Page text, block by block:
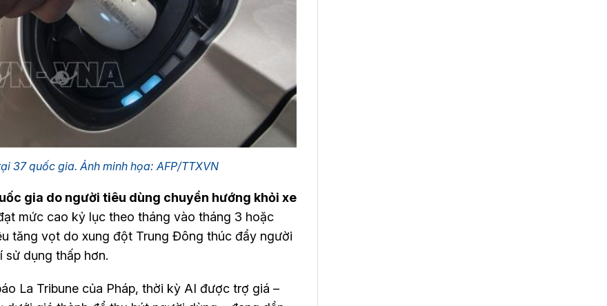
37 quốc gia. Ảnh minh họa: AFP/TTXVN
gia do người tiêu dùng chuyển hướng khỏi xe
mức cao kỷ lục theo tháng vào tháng 3 hoặc
tăng vọt do xung đột Trung Đông thúc đẩy người
sử dụng thấp hơn.
La Tribune của Pháp, thời kỳ AI được trợ giá –